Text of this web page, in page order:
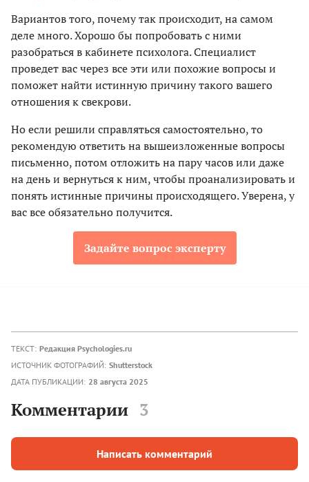
Вариантов того, почему так происходит, на самом
деле много. Хорошо бы попробовать с ними
разобраться в кабинете психолога. Специалист
проведет вас через все эти или похожие вопросы и
поможет найти истинную причину такого вашего
отношения к свекрови.
Но если решили справляться самостоятельно, то
рекомендую ответить на вышеизложенные вопросы
письменно, потом отложить на пару часов или даже
на день и вернуться к ним, чтобы проанализировать и
понять истинные причины происходящего. Уверена, у
вас все обязательно получится.
Задайте вопрос эксперту
ТЕКСТ: Редакция Psychologies.ru
ИСТОЧНИК ФОТОГРАФИЙ: Shutterstock
ДАТА ПУБЛИКАЦИИ: 28 августа 2025
Комментарии 3
Написать комментарий